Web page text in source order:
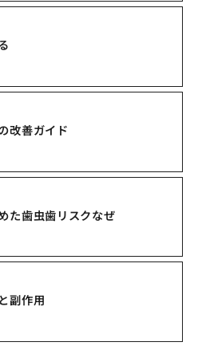
改善ガイド
た歯虫歯リスクなぜ
副作用